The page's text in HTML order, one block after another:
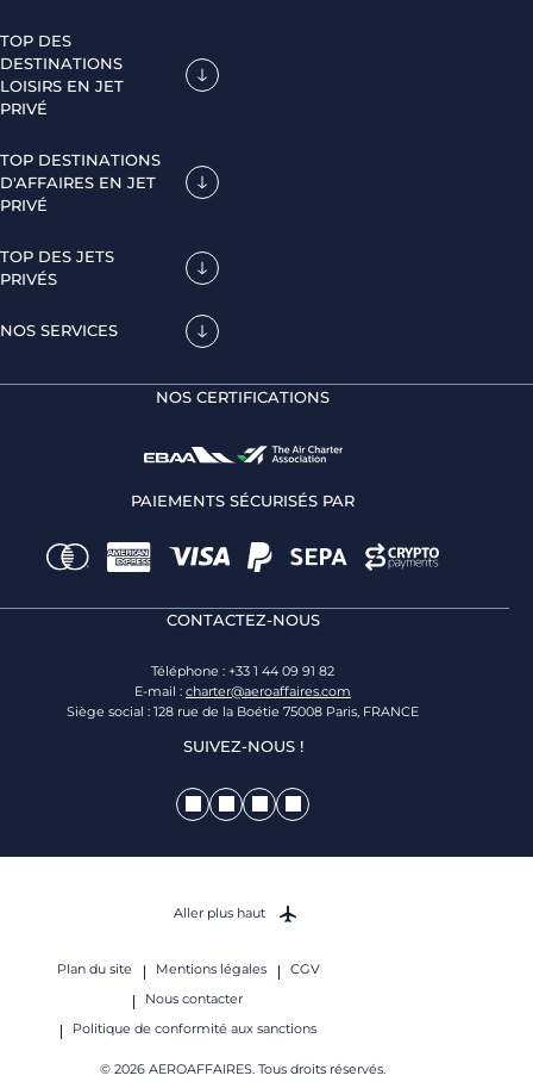
TOP DES
DESTINATIONS
LOISIRS EN JET
PRIVÉ
TOP DESTINATIONS
D'AFFAIRES EN JET
PRIVÉ
TOP DES JETS
PRIVÉS
NOS SERVICES
NOS CERTIFICATIONS
PAIEMENTS SÉCURISÉS PAR
CONTACTEZ-NOUS
Téléphone : +33 1 44 09 91 82
E-mail : charter@aeroaffaires.com
Siège social : 128 rue de la Boétie 75008 Paris, FRANCE
SUIVEZ-NOUS !
Plan du site Mentions légales
CGV
Nous contacter
Politique de conformité aux sanctions
© 2026 AEROAFFAIRES. Tous droits réservés.
Aller plus haut